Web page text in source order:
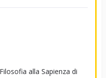
alla Sapienza di